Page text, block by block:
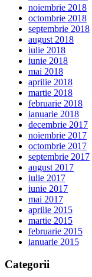
noiembrie 2018
octombrie 2018
septembrie 2018
august 2018
iulie 2018
iunie 2018
mai 2018
aprilie 2018
martie 2018
februarie 2018
ianuarie 2018
decembrie 2017
noiembrie 2017
octombrie 2017
septembrie 2017
august 2017
iulie 2017
iunie 2017
mai 2017
aprilie 2015
martie 2015
februarie 2015
ianuarie 2015
Categorii